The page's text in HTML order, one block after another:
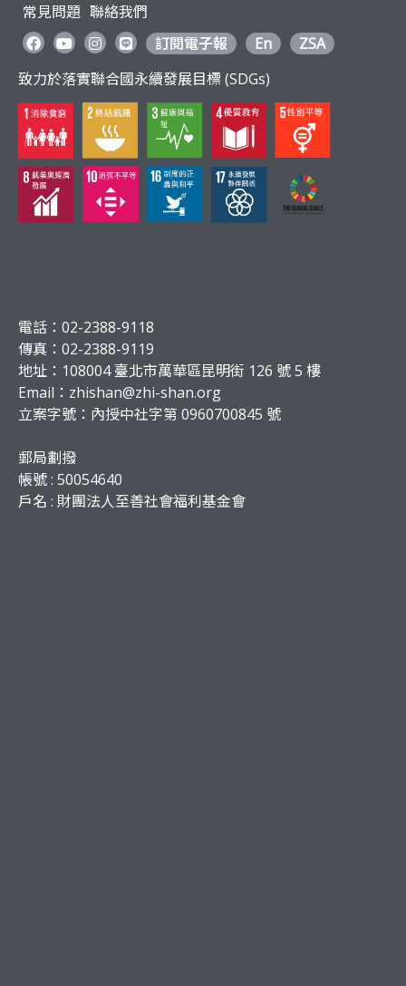
常見問題 聯絡我們
訂閱電子報
En
ZSA
致力於落實聯合國永續發展目標 (SDGs)
電話：02-2388-9118
傳真：02-2388-9119
地址：108004 臺北市萬華區昆明街 126 號 5 樓
Email： zhishan@zhi-shan.org
立案字號：內授中社字第 0960700845 號
郵局劃撥
帳號 : 50054640
戶名 : 財團法人至善社會福利基金會